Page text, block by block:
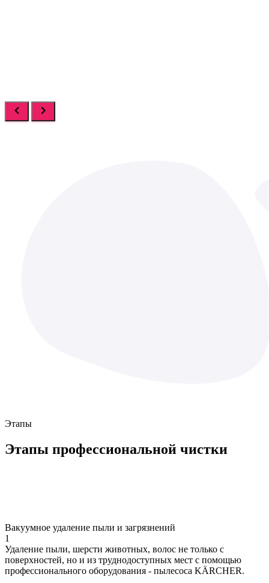
Этапы
Этапы профессиональной чистки
Вакуумное удаление пыли и загрязнений
1
Удаление пыли, шерсти животных, волос не только с
поверхностей, но и из труднодоступных мест с помощью
профессионального оборудования - пылесоса KÄRCHER.